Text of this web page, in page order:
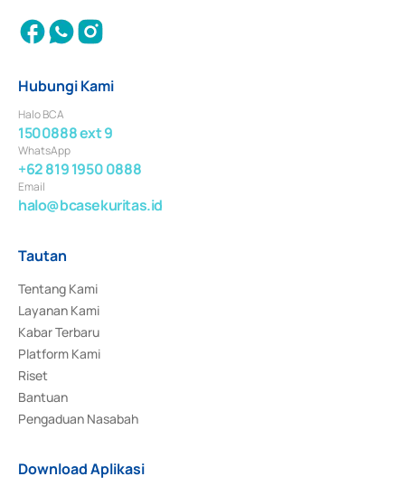
Hubungi Kami
Halo BCA
1500888 ext 9
WhatsApp
+62 819 1950 0888
Email
halo@bcasekuritas.id
Tautan
Tentang Kami
Layanan Kami
Kabar Terbaru
Platform Kami
Riset
Bantuan
Pengaduan Nasabah
Download Aplikasi